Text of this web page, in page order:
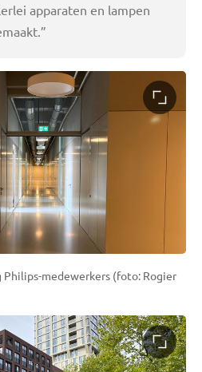
apparaten en lampen
medewerkers (foto: Rogier